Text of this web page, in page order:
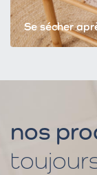
Se sécher
nos